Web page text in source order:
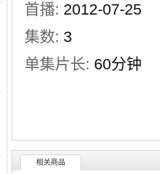
首播: 2012-07-25
集数: 3
单集片长: 60分钟
相关商品